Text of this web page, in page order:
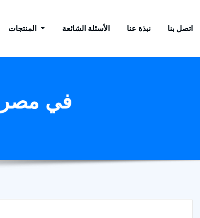
الأسئلة الشائعة نبذة عنا اتصل بنا
آلة طحن زيت جوز الهند آلة طحن vco في مصر